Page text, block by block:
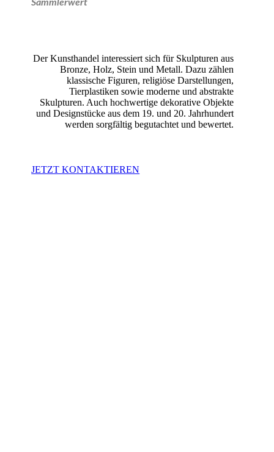
Sammlerwert
Der Kunsthandel interessiert sich für Skulpturen aus
Bronze, Holz, Stein und Metall. Dazu zählen
klassische Figuren, religiöse Darstellungen,
Tierplastiken sowie moderne und abstrakte
Skulpturen. Auch hochwertige dekorative Objekte
und Designstücke aus dem 19. und 20. Jahrhundert
werden sorgfältig begutachtet und bewertet.
JETZT KONTAKTIEREN